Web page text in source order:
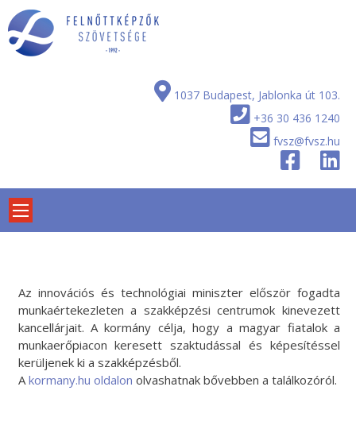
Skip
to
content
1037 Budapest, Jablonka út 103.
+36 30 436 1240
fvsz@fvsz.hu
Az innovációs és technológiai miniszter először fogadta
munkaértekezleten a szakképzési centrumok kinevezett
kancellárjait. A kormány célja, hogy a magyar fiatalok a
munkaerőpiacon keresett szaktudással és képesítéssel
kerüljenek ki a szakképzésből.
Akormany.hu oldalon olvashatnak bővebben a találkozóról.